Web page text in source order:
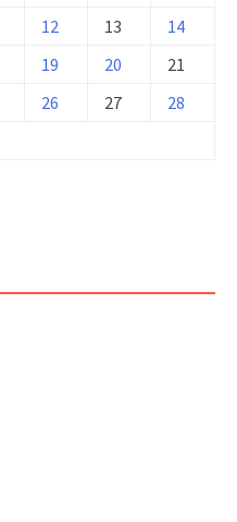
12 13
14
19 20
21
26 27
28